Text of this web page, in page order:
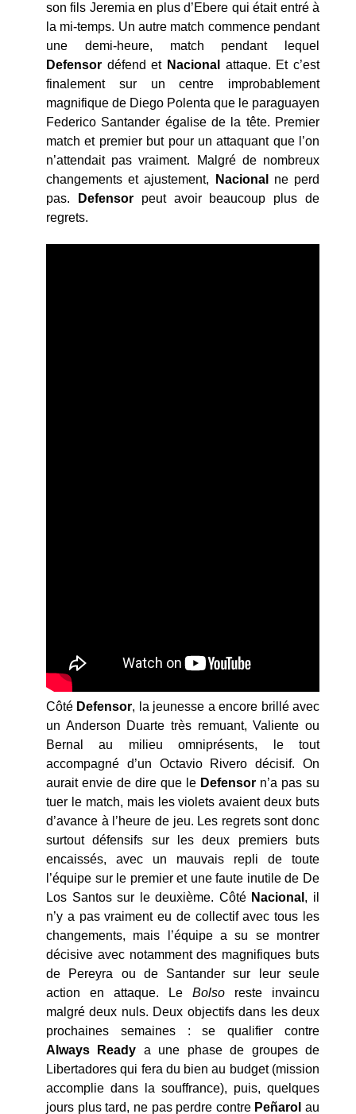
son fils Jeremia en plus d’Ebere qui était entré à
la mi-temps. Un autre match commence pendant
une demi-heure, match pendant lequel
Defensor défend et Nacional attaque. Et c’est
finalement sur un centre improbablement
magnifique de Diego Polenta que le paraguayen
Federico Santander égalise de la tête. Premier
match et premier but pour un attaquant que l’on
n’attendait pas vraiment. Malgré de nombreux
changements et ajustement,
Nacional
ne perd
pas.
Defensorpeut avoir beaucoup plus de
regrets.
Côté Defensor, la jeunesse a encore brillé avec
un Anderson Duarte très remuant, Valiente ou
Bernal au milieu omniprésents, le tout
accompagné d’un Octavio Rivero décisif. On
aurait envie de dire que le Defensor n’a pas su
tuer le match, mais les violets avaient deux buts
d’avance à l’heure de jeu. Les regrets sont donc
surtout défensifs sur les deux premiers buts
encaissés, avec un mauvais repli de toute
l’équipe sur le premier et une faute inutile de De
Los Santos sur le deuxième. Côté Nacional , il
n’y a pas vraiment eu de collectif avec tous les
changements, mais l’équipe a su se montrer
décisive avec notamment des magnifiques buts
de Pereyra ou de Santander sur leur seule
action en attaque. Le Bolso reste invaincu
malgré deux nuls. Deux objectifs dans les deux
prochaines semaines : se qualifier contre
Always Ready a une phase de groupes de
Libertadores qui fera du bien au budget (mission
accomplie dans la souffrance), puis, quelques
jours plus tard, ne pas perdre contre Peñarol au